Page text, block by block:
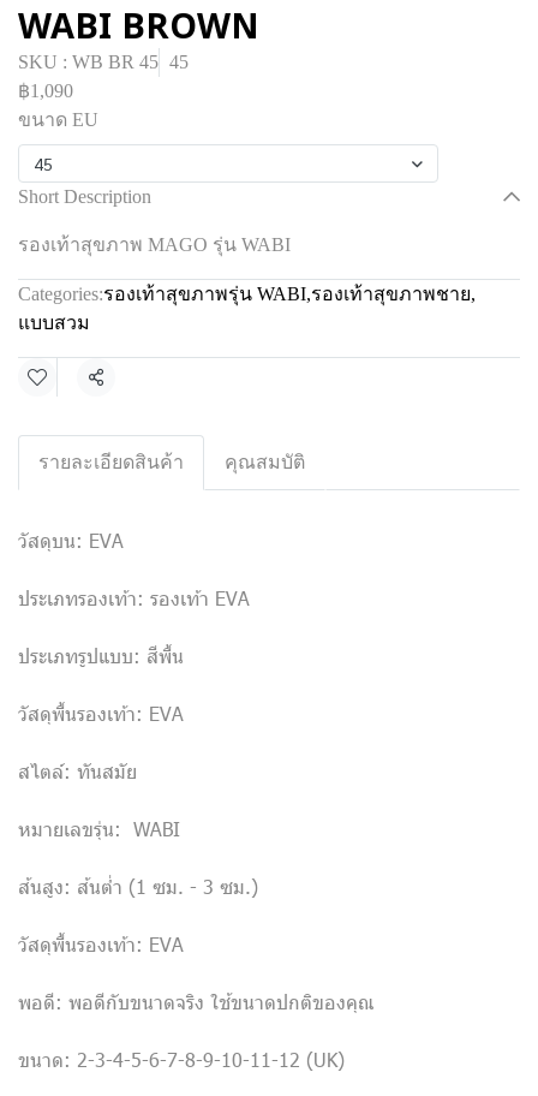
WABI BROWN
SKU : WB BR 45 45
฿1,090
ขนาด EU
45
Short Description
รองเท้าสุขภาพ MAGO รุ่น WABI
Categories:รองเท้าสุขภาพรุ่น WABI,รองเท้าสุขภาพชาย,
แบบสวม
Share
รายละเอียดสินค้า คุณสมบัติ
วัสดุบน: EVA
ประเภทรองเท้า: รองเท้า EVA
ประเภทรูปแบบ: สีพื้น
วัสดุพื้นรองเท้า: EVA
สไตล์: ทันสมัย
หมายเลขรุ่น: WABI
ส้นสูง: ส้นต่ำ (1 ซม. - 3 ซม.)
วัสดุพื้นรองเท้า: EVA
พอดี: พอดีกับขนาดจริง ใช้ขนาดปกติของคุณ
ขนาด: 2-3-4-5-6-7-8-9-10-11-12 (UK)